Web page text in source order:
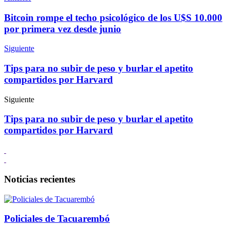
Bitcoin rompe el techo psicológico de los U$S 10.000
por primera vez desde junio
Siguiente
Tips para no subir de peso y burlar el apetito
compartidos por Harvard
Siguiente
Tips para no subir de peso y burlar el apetito
compartidos por Harvard
Noticias recientes
Policiales de Tacuarembó